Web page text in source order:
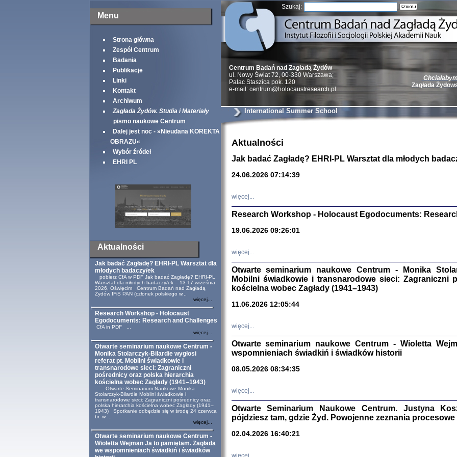
Menu
Strona główna
Zespół Centrum
Badania
Publikacje
Linki
Kontakt
Archiwum
Zagłada Żydów. Studia i Materiały
pismo naukowe Centrum
Dalej jest noc - »Nieudana KOREKTA
OBRAZU«
Wybór źródeł
EHRI PL
Aktualności
Jak badać Zagładę? EHRI-PL Warsztat dla
młodych badaczy/ek
pobierz CfA w PDF Jak badać Zagładę? EHRI-PL
Warsztat dla młodych badaczy/ek – 13-17 września
2026, Oświęcim Centrum Badań nad Zagładą
Żydów IFiS PAN (członek polskiego w...
więcej...
Research Workshop - Holocaust
Egodocuments: Research and Challenges
CfA in PDF ...
więcej...
Otwarte seminarium naukowe Centrum -
Monika Stolarczyk-Bilardie wygłosi
referat pt. Mobilni świadkowie i
transnarodowe sieci: Zagraniczni
pośrednicy oraz polska hierarchia
kościelna wobec Zagłady (1941–1943)
Otwarte Seminarium Naukowe Monika
Stolarczyk-Bilardie Mobilni świadkowie i
transnarodowe sieci: Zagraniczni pośrednicy oraz
polska hierarchia kościelna wobec Zagłady (1941–
1943) Spotkanie odbędzie się w środę 24 czerwca
br. w ...
więcej...
Otwarte seminarium naukowe Centrum -
Wioletta Wejman Ja to pamiętam. Zagłada
we wspomnieniach świadkiń i świadków
Szukaj:
Zagłada
Żydzi w
Natalia Aleksiun,
Deborah Dash
Turski, Laurence
Wagner Rózia
oprac.
oprac.
Centrum Badań nad Zagładą Żydów
ul. Nowy Świat 72, 00-330 Warszawa;
Palac Staszica pok. 120
e-mail: centrum@holocaustresearch.pl
International Summer School
Aktualności
Jak badać Zagładę? EHRI-PL Warsztat dla młodych
24.06.2026 07:14:39
więcej...
Research Workshop - Holocaust Egodocuments:
19.06.2026 09:26:01
więcej...
Otwarte seminarium naukowe Centrum - Monika
Mobilni świadkowie i transnarodowe sieci: Zagraniczni
kościelna wobec Zagłady (1941–1943)
11.06.2026 12:05:44
więcej...
Otwarte seminarium naukowe Centrum - Wioletta
wspomnieniach świadkiń i świadków historii
08.05.2026 08:34:35
więcej...
Otwarte Seminarium Naukowe Centrum. Justyna
pójdziesz tam, gdzie Żyd. Powojenne zeznania procesowe
02.04.2026 16:40:21
więcej...